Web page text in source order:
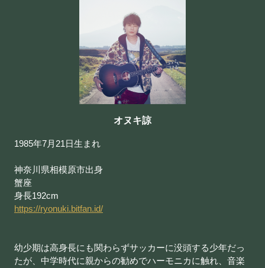
オヌキ諒
1985年7月21日生まれ
神奈川県相模原市出身
蟹座
身長192cm
https://ryonuki.bitfan.id/
幼少期は高身長にも関わらずサッカーに没頭する少年だっ
たが、中学時代に親からの勧めでハーモニカに触れ、音楽